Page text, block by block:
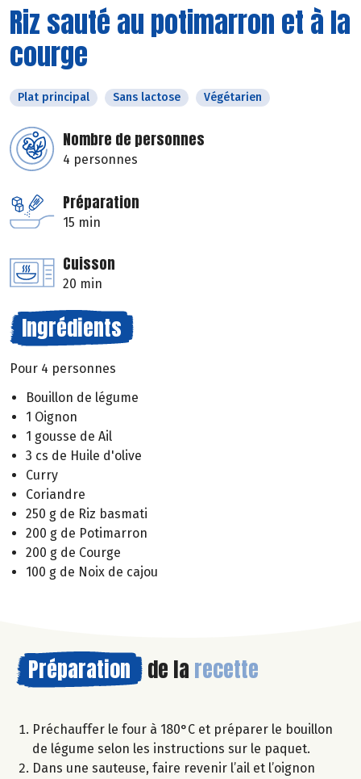
Riz sauté au potimarron et à la
courge
Plat principal Sans lactose Végétarien
Nombre de personnes
4 personnes
Préparation
15 min
Cuisson
20 min
Ingrédients
Pour 4 personnes
Bouillon de légume
1 Oignon
1 gousse de Ail
3 cs de Huile d'olive
Curry
Coriandre
250 g de Riz basmati
200 g de Potimarron
200 g de Courge
100 g de Noix de cajou
Préparation de la recette
Préchauffer le four à 180°C et préparer le bouillon
de légume selon les instructions sur le paquet.
Dans une sauteuse, faire revenir l’ail et l’oignon